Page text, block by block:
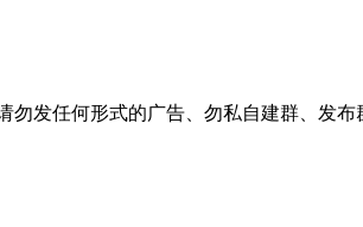
勿发任何形式的广告、勿私自建群、发布